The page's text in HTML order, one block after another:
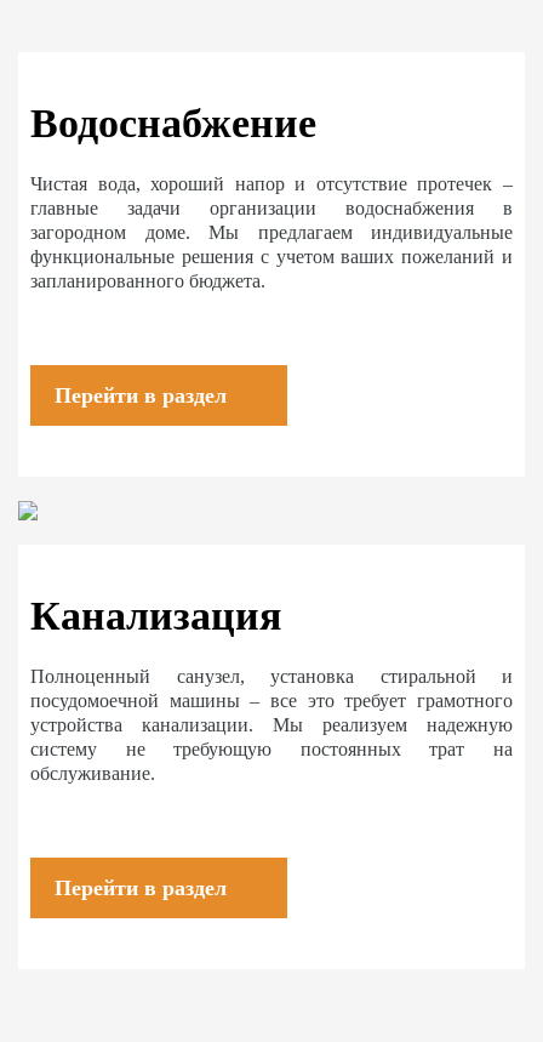
Водоснабжение
Чистая вода, хороший напор и отсутствие протечек –
главные задачи организации водоснабжения в
загородном доме. Мы предлагаем индивидуальные
функциональные решения с учетом ваших пожеланий и
запланированного бюджета.
Перейти в раздел
Канализация
Полноценный санузел, установка стиральной и
посудомоечной машины – все это требует грамотного
устройства канализации. Мы реализуем надежную
систему не требующую постоянных трат на
обслуживание.
Перейти в раздел